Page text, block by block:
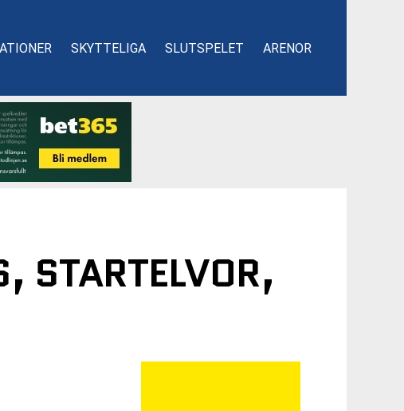
SKYTTELIGA SLUTSPELET ARENOR
STARTELVOR,